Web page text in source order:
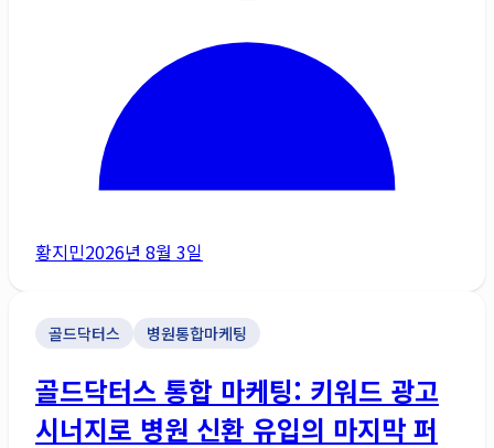
황지민2026년 8월 3일
골드닥터스 병원통합마케팅
골드닥터스 통합 마케팅: 키워드 광고
시너지로 병원 신환 유입의 마지막 퍼